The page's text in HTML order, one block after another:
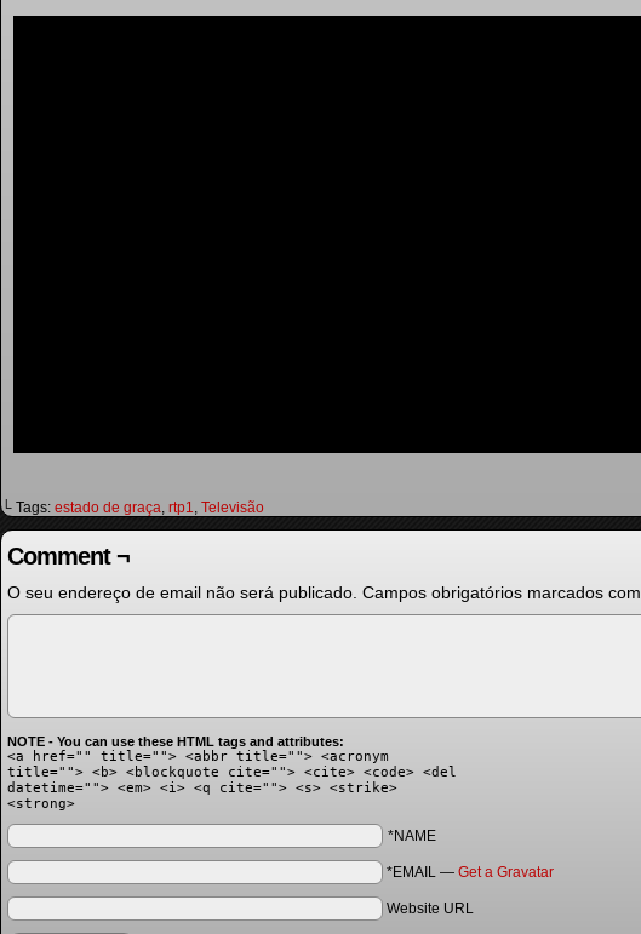
└ Tags: estado de graça, rtp1, Televisão
Comment ¬
O seu endereço de email não será publicado. Campos obrigatórios marcados com
NOTE - You can use these HTML tags and attributes:
<a href="" title=""> <abbr title=""> <acronym
title=""> <b> <blockquote cite=""> <cite> <code> <del
datetime=""> <em> <i> <q cite=""> <s> <strike>
<strong>
*NAME
*EMAIL — Get a Gravatar
Website URL